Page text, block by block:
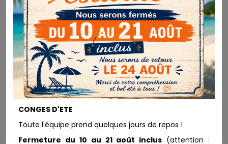
Chaux Hydraulique naturelle NHL 3,5
CHAUX
CONGES D'ETE
Toute l'équipe prend quelques jours de repos !
Fermeture du 10 au 21 août inclus (attention :